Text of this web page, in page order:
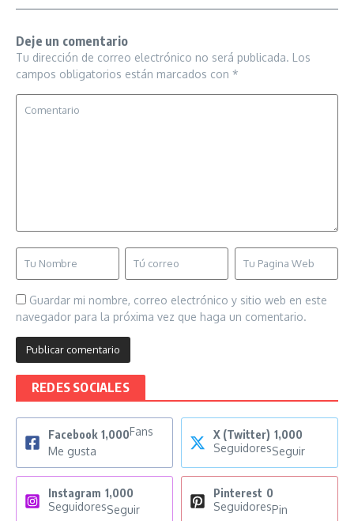
Deje un comentario
Tu dirección de correo electrónico no será publicada. Los
campos obligatorios están marcados con *
Guardar mi nombre, correo electrónico y sitio web en este
navegador para la próxima vez que haga un comentario.
REDES SOCIALES
Facebook 1,000Fans
Me gusta
X (Twitter) 1,000
SeguidoresSeguir
Instagram 1,000
SeguidoresSeguir
Pinterest 0
SeguidoresPin